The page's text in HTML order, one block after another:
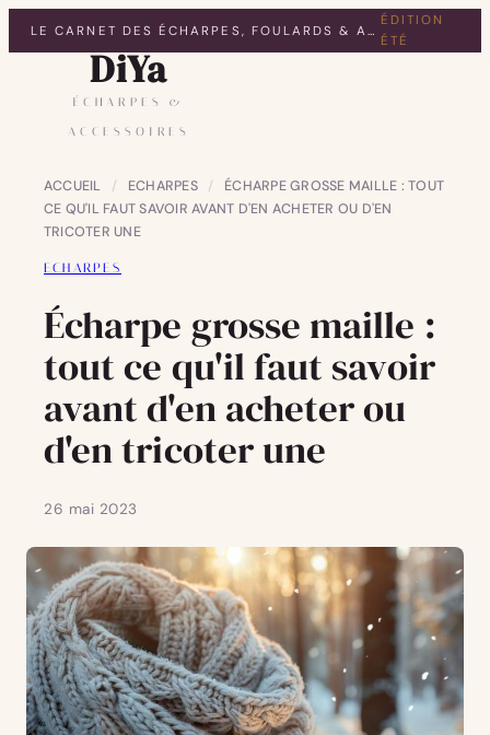
LE CARNET DES ÉCHARPES, FOULARDS & ACCESSOIRES
ÉDITION
ÉTÉ
DiYa
ÉCHARPES &
ACCESSOIRES
ACCUEIL / ECHARPES /
ÉCHARPE GROSSE MAILLE : TOUT
CE QU'IL FAUT SAVOIR AVANT D'EN ACHETER OU D'EN
TRICOTER UNE
ECHARPES
Écharpe grosse maille :
tout ce qu'il faut savoir
avant d'en acheter ou
d'en tricoter une
26 mai 2023